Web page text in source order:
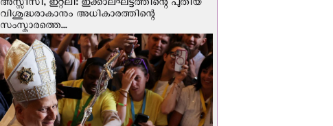
അസ്സീസി, ഇറ്റലി: ഇക്കാലഘട്ടത്തിന്റെ പുതിയ
വിശുദ്ധരാകാനും അധികാരത്തിന്റെ
സംസ്കാരത്തെ...